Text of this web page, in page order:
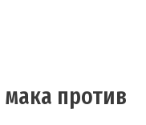
против